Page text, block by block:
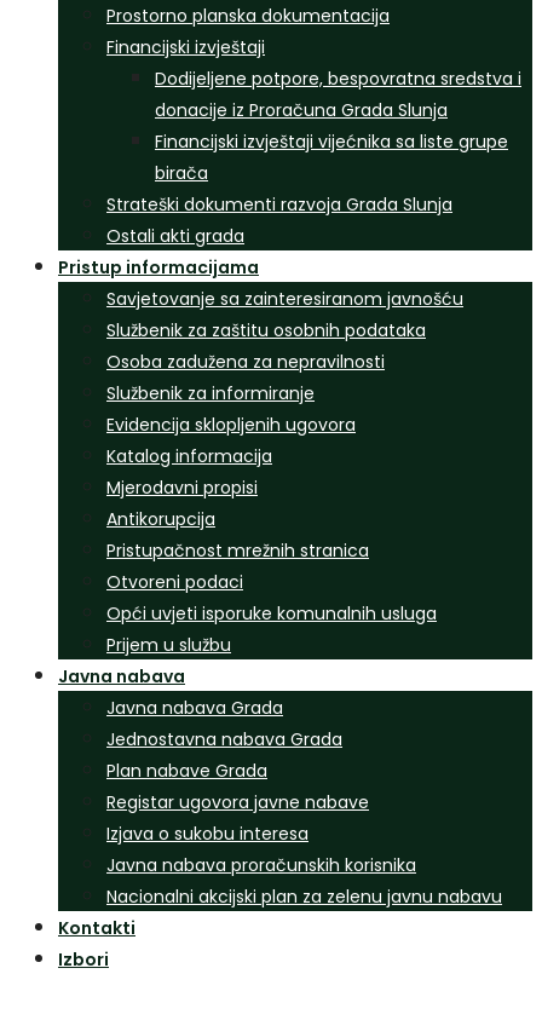
Prostorno planska dokumentacija
Financijski izvještaji
Dodijeljene potpore, bespovratna sredstva i
donacije iz Proračuna Grada Slunja
Financijski izvještaji vijećnika sa liste grupe
birača
Strateški dokumenti razvoja Grada Slunja
Ostali akti grada
Pristup informacijama
Savjetovanje sa zainteresiranom javnošću
Službenik za zaštitu osobnih podataka
Osoba zadužena za nepravilnosti
Službenik za informiranje
Evidencija sklopljenih ugovora
Katalog informacija
Mjerodavni propisi
Antikorupcija
Pristupačnost mrežnih stranica
Otvoreni podaci
Opći uvjeti isporuke komunalnih usluga
Prijem u službu
Javna nabava
Javna nabava Grada
Jednostavna nabava Grada
Plan nabave Grada
Registar ugovora javne nabave
Izjava o sukobu interesa
Javna nabava proračunskih korisnika
Nacionalni akcijski plan za zelenu javnu nabavu
Kontakti
Izbori